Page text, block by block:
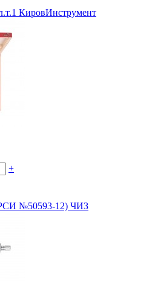
КировИнструмент
+
№50593-12) ЧИЗ